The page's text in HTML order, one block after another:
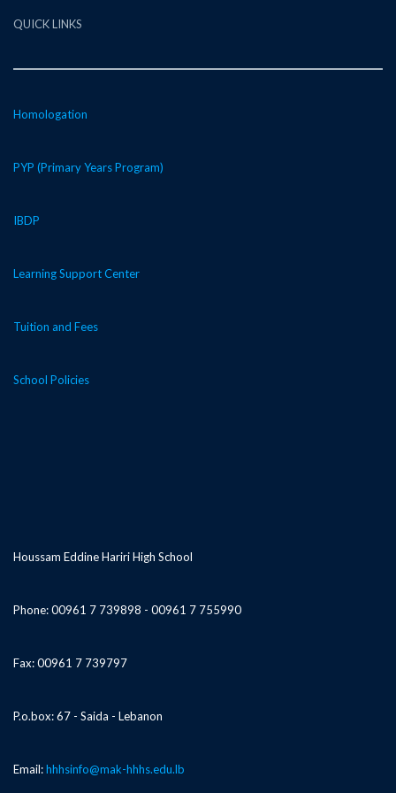
QUICK LINKS
Homologation
PYP (Primary Years Program)
IBDP
Learning Support Center
Tuition and Fees
School Policies
Houssam Eddine Hariri High School
Phone: 00961 7 739898 - 00961 7 755990
Fax: 00961 7 739797
P.o.box: 67 - Saida - Lebanon
Email:hhhsinfo@mak-hhhs.edu.lb